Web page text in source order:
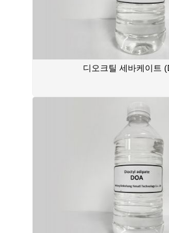
디오크틸 세바케이트